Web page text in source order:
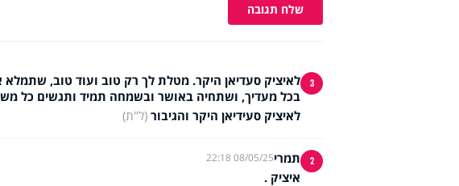
שלח תגובה
3
לאיציק סעדיאן היקר. מטלת לך רק טוב ועוד טוב,
בכל מעדיך, ושתחיה באושר ובשמחה תמיד ותגשים כל
לאיציק סעידיאן היקר והגיבור (ל"ת)
2 תמרי08/05/25 22:18
איציק .